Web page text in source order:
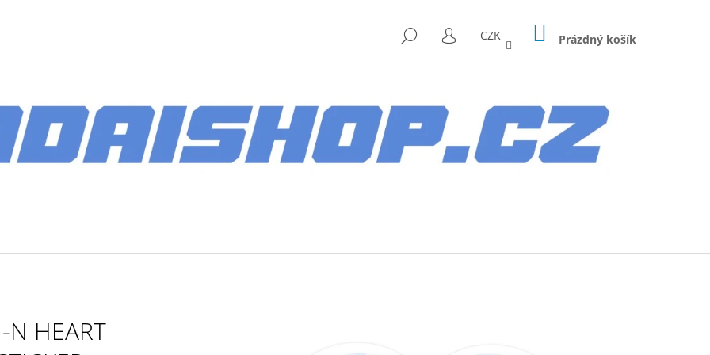
HLEDAT
PŘIHLÁŠENÍ
CZK NÁKUPNÍ
KOŠÍK
Prázdný košík
N HEART
HLEDAT
SOFTSHELLOVÁ BUNDA 2026